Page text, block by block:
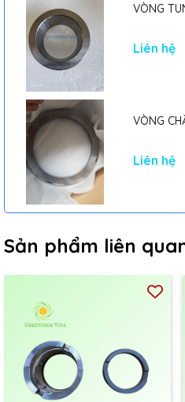
VÒNG
Liên hệ
VÒNG
Liên hệ
Sản phẩm liên